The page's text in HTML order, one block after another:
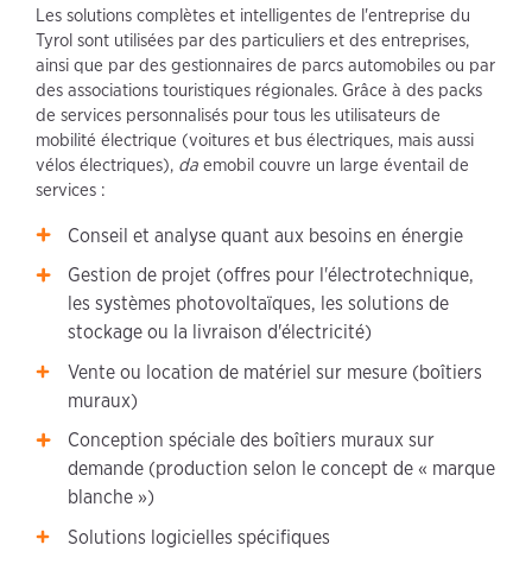
Les solutions complètes et intelligentes de l'entreprise du
Tyrol sont utilisées par des particuliers et des entreprises,
ainsi que par des gestionnaires de parcs automobiles ou par
des associations touristiques régionales. Grâce à des packs
de services personnalisés pour tous les utilisateurs de
mobilité électrique (voitures et bus électriques, mais aussi
vélos électriques), da emobil couvre un large éventail de
services :
Conseil et analyse quant aux besoins en énergie
Gestion de projet (offres pour l'électrotechnique,
les systèmes photovoltaïques, les solutions de
stockage ou la livraison d'électricité)
Vente ou location de matériel sur mesure (boîtiers
muraux)
Conception spéciale des boîtiers muraux sur
demande (production selon le concept de « marque
blanche »)
Solutions logicielles spécifiques